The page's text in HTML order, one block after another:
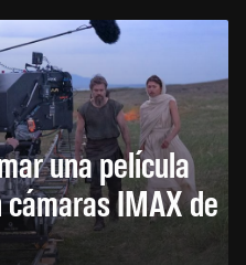
una película
IMAX de